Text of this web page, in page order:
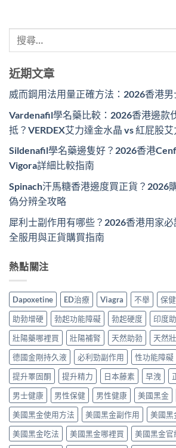
近期文章
威而鋼用法用量正確方法：2026香港
Vardenafil學名藥比較：2026香港邊款
抵？VERDEX艾力達金水晶 vs 紅屁股
Sildenafil學名藥邊隻好？2026香港
Vigora詳細比較指南
Spinach汗馬糖香港邊度買正貨？2026
偽分辨全攻略
犀利士副作用有哪些？2026香港用家
全服用與正貨購買指南
熱點關注
Dapoxetine ED治療 Viagra 不舉 保
助勃增硬
勃起功能障礙 勃起硬度 印度
壯陽藥哪裡買
壯陽補腎 天然助勃 天然
德國金剛持久液
必利勁副作用 性功能障礙
提升睪固酮
提升精力 日本藤素 早洩
男士健康
男性保健 男性健康 美國黑金
美國黑金使用方法
美國黑金副作用
美國黑
美國黑金吃法
美國黑金哪裡買 美國黑金官